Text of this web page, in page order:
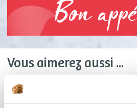
Bon
Vous aimerez aussi ...